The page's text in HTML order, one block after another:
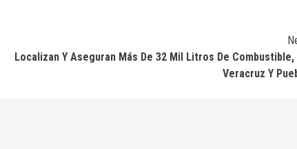
Localizan Y Aseguran Más De 32 Mil Litros De Combustible,
Veracruz Y